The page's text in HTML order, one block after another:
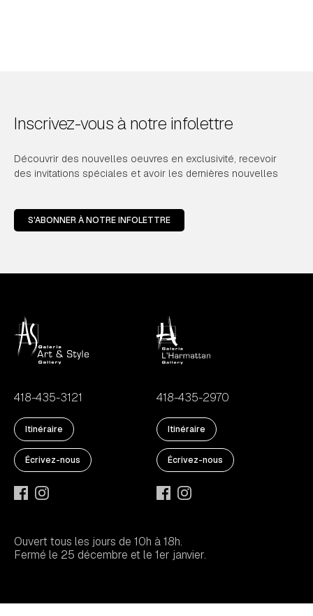
Inscrivez-vous à notre infolettre
Découvrir des nouvelles oeuvres en exclusivité, recevoir
des invitations spéciales et avoir les dernières nouvelles
S'ABONNER À NOTRE INFOLETTRE
418-435-3121
Itinéraire
Écrivez-nous
418-435-2970
Itinéraire
Écrivez-nous
Ouvert tous les jours de 10h à 18h.
Fermé le 25 décembre et le 1er janvier.